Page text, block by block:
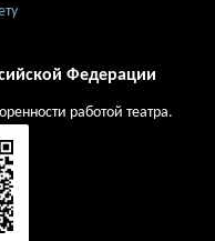
Федерации
работой театра.